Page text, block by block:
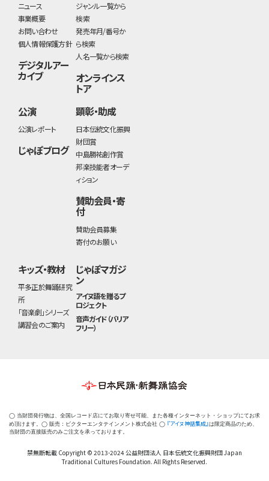
ニュース
事業概要
お問い合わせ
個人情報保護方針
デジタルアー
カイブ
ジャンル一覧から
検索
発売年月/番号か
ら検索
人名一覧から検索
オンラインス
トア
公演
公演レポート
じゃぽブログ
顕彰・助成
日本伝統文化振興
財団賞
中島勝祐創作賞
邦楽技能者オーデ
ィション
賛助会員・寄
付
賛助会員募集
寄付のお願い
キッズ・教材
平多正於舞踊研究
所
「音楽劇」シリーズ
講習会のご案内
じゃぽマガジ
ン
アイヌ語を贈るプ
ロジェクト
音声ガイド（バリア
フリー）
◯ 当財団発行物は、全国レコード店にてお取り寄せ可能、また各種インターネット・ショップにてお求
め頂けます。◯ 販売：ビクターエンタテインメント株式会社 ◯ 『アイヌ神話集成』は限定商品のため、
当財団の直接販売のみご注文を承っております。
禁無断転載 Copyright © 2013-2024 公益財団法人 日本伝統文化振興財団 Japan
Traditional Cultures Foundation. All Rights Reserved.